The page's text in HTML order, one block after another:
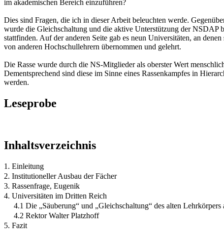
im akademischen Bereich einzuführen?
Dies sind Fragen, die ich in dieser Arbeit beleuchten werde.
wurde die Gleichschaltung und die aktive Unterstützung der NSDAP
stattfinden. Auf der anderen Seite gab es neun Universitäten, an
von anderen Hochschullehrern übernommen und gelehrt.
Die Rasse wurde durch die NS-Mitglieder als oberster Wert
Dementsprechend sind diese im Sinne eines Rassenkampfes in
werden.
Leseprobe
Inhaltsverzeichnis
1. Einleitung
2. Institutioneller Ausbau der Fächer
3. Rassenfrage, Eugenik
4. Universitäten im Dritten Reich
4.1 Die „Säuberung“ und „Gleichschaltung“ des alten
4.2 Rektor Walter Platzhoff
5. Fazit